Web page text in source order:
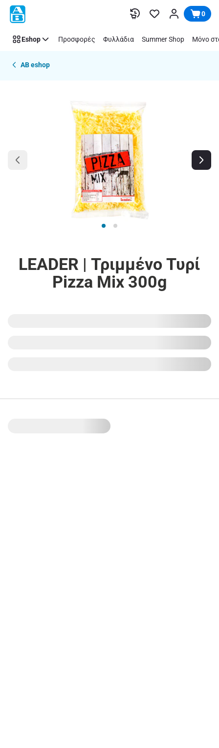
Παράλειψη 0
Eshop Προσφορές Φυλλάδια Summer Shop Μόνο
AB eshop
LEADER | Τριμμένο Τυρί
Pizza Mix 300g